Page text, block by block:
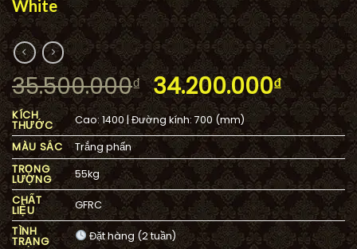
White
35.500.000₫ Giá
gốc
là:
35.500.000₫.
34.200.000₫Giá
hiện
tại
là:
KÍCH
THƯỚC
Cao: 1400 | Đường kính: 700 (mm)
MÀU SẮC
Trắng phấn
TRỌNG
LƯỢNG
55kg
CHẤT
LIỆU
GFRC
TÌNH
TRẠNG Đặt hàng (2 tuần)